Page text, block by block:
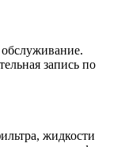
запись по
жидкости